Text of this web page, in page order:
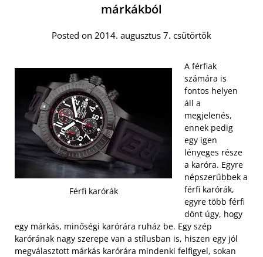
márkákból
Posted on 2014. augusztus 7. csütörtök
Férfi karórák
A férfiak
számára is
fontos helyen
áll a
megjelenés,
ennek pedig
egy igen
lényeges része
a karóra. Egyre
népszerűbbek a
férfi karórák,
egyre több férfi
dönt úgy, hogy
egy márkás, minőségi karórára ruház be. Egy szép
karórának nagy szerepe van a stílusban is, hiszen egy jól
megválasztott márkás karórára mindenki felfigyel, sokan